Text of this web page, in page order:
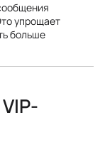
упрощает
больше